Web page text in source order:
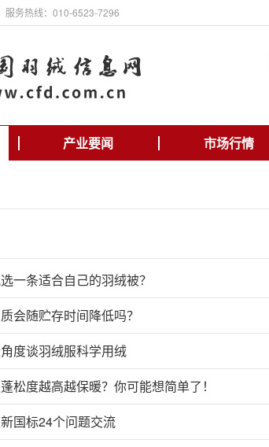
服务热线：010-6523-7296
产业要闻 市场行情
一条适合自己的羽绒被？
会随贮存时间降低吗？
度谈羽绒服科学用绒
松度越高越保暖？你可能想简单了！
国标24个问题交流